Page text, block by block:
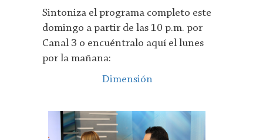
Sintoniza el programa completo este
domingo a partir de las 10 p.m. por
Canal 3 o encuéntralo aquí el lunes
por la mañana:
Dimensión